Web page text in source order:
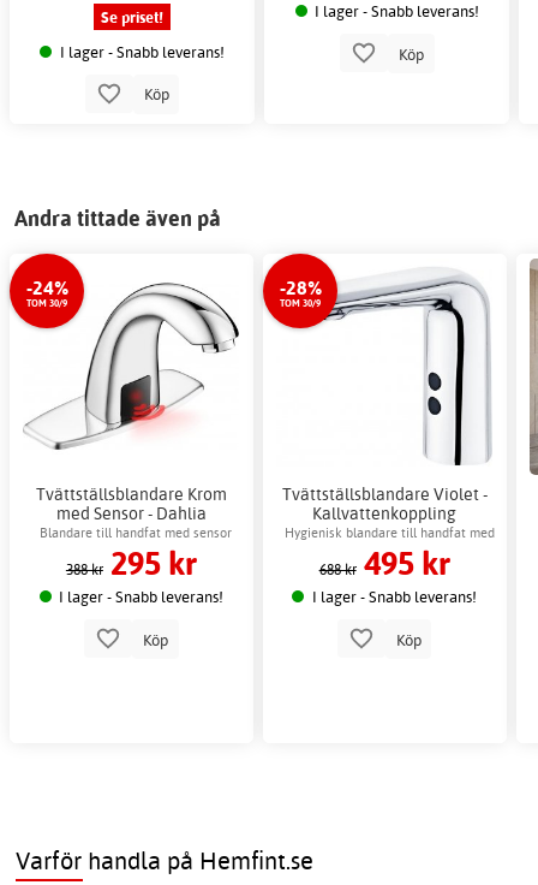
Se priset!
I lager - Snabb leverans!
Köp
I lager - Snabb leverans!
Köp
Andra tittade även på
-24%
TOM 30/9
Tvättställsblandare Krom
med Sensor - Dahlia
Blandare till handfat med sensor
388 kr 295 kr
I lager - Snabb leverans!
Köp
-28%
TOM 30/9
Tvättställsblandare Violet -
Kallvattenkoppling
Hygienisk blandare till handfat med
sensor
688 kr 495 kr
I lager - Snabb leverans!
Köp
Varför handla på Hemfint.se